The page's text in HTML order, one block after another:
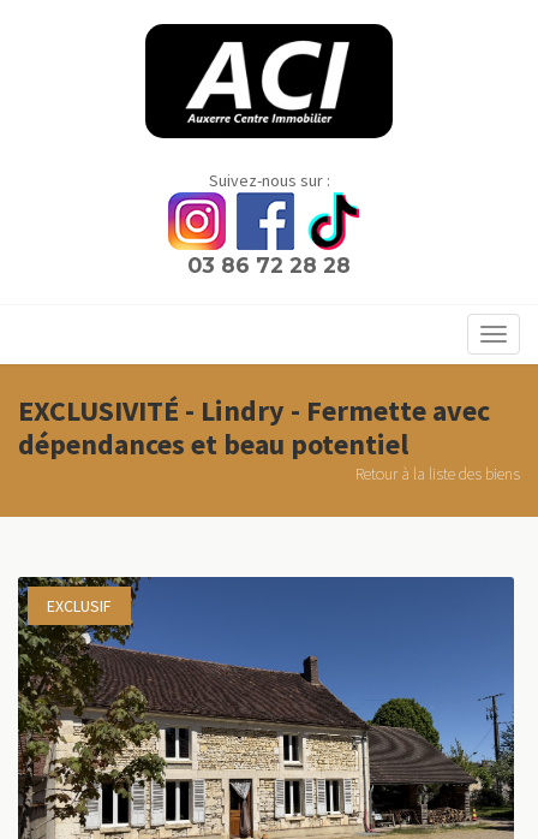
Suivez-nous sur :
03 86 72 28 28
EXCLUSIVITÉ - Lindry - Fermette avec
dépendances et beau potentiel
Retour à la liste des biens
EXCLUSIF